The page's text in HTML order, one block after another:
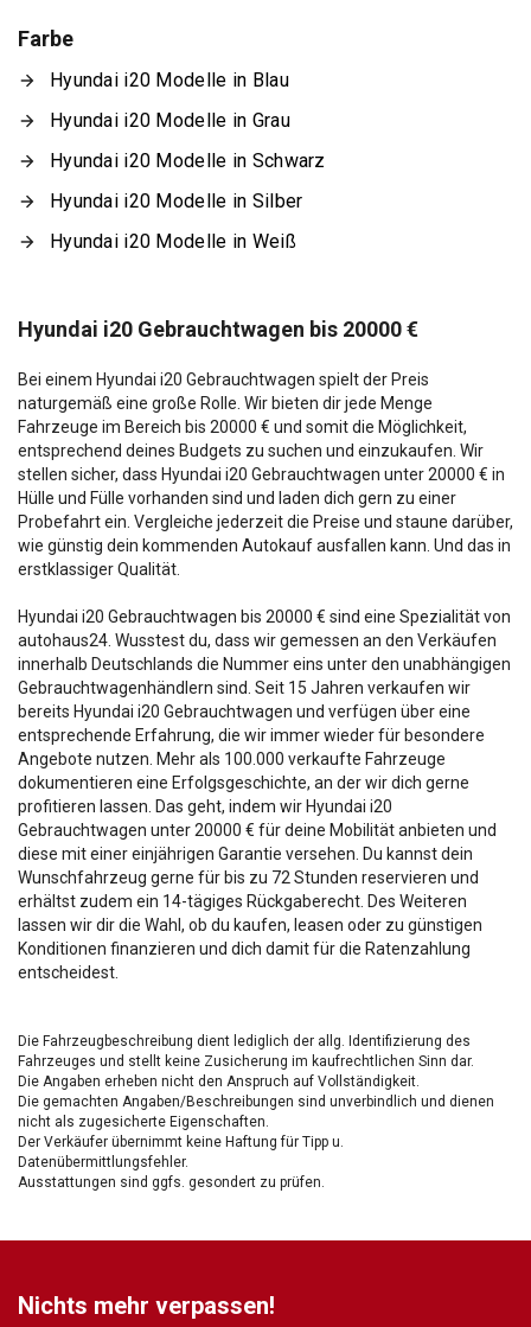
Farbe
Hyundai i20 Modelle in Blau
Hyundai i20 Modelle in Grau
Hyundai i20 Modelle in Schwarz
Hyundai i20 Modelle in Silber
Hyundai i20 Modelle in Weiß
Hyundai i20 Gebrauchtwagen bis 20000 €
Bei einem Hyundai i20 Gebrauchtwagen spielt der Preis
naturgemäß eine große Rolle. Wir bieten dir jede Menge
Fahrzeuge im Bereich bis 20000 € und somit die Möglichkeit,
entsprechend deines Budgets zu suchen und einzukaufen. Wir
stellen sicher, dass Hyundai i20 Gebrauchtwagen unter 20000 € in
Hülle und Fülle vorhanden sind und laden dich gern zu einer
Probefahrt ein. Vergleiche jederzeit die Preise und staune darüber,
wie günstig dein kommenden Autokauf ausfallen kann. Und das in
erstklassiger Qualität.
Hyundai i20 Gebrauchtwagen bis 20000 € sind eine Spezialität von
autohaus24. Wusstest du, dass wir gemessen an den Verkäufen
innerhalb Deutschlands die Nummer eins unter den unabhängigen
Gebrauchtwagenhändlern sind. Seit 15 Jahren verkaufen wir
bereits Hyundai i20 Gebrauchtwagen und verfügen über eine
entsprechende Erfahrung, die wir immer wieder für besondere
Angebote nutzen. Mehr als 100.000 verkaufte Fahrzeuge
dokumentieren eine Erfolgsgeschichte, an der wir dich gerne
profitieren lassen. Das geht, indem wir Hyundai i20
Gebrauchtwagen unter 20000 € für deine Mobilität anbieten und
diese mit einer einjährigen Garantie versehen. Du kannst dein
Wunschfahrzeug gerne für bis zu 72 Stunden reservieren und
erhältst zudem ein 14-tägiges Rückgaberecht. Des Weiteren
lassen wir dir die Wahl, ob du kaufen, leasen oder zu günstigen
Konditionen finanzieren und dich damit für die Ratenzahlung
entscheidest.
Die Fahrzeugbeschreibung dient lediglich der allg. Identifizierung des
Fahrzeuges und stellt keine Zusicherung im kaufrechtlichen Sinn dar.
Die Angaben erheben nicht den Anspruch auf Vollständigkeit.
Die gemachten Angaben/Beschreibungen sind unverbindlich und dienen
nicht als zugesicherte Eigenschaften.
Der Verkäufer übernimmt keine Haftung für Tipp u.
Datenübermittlungsfehler.
Ausstattungen sind ggfs. gesondert zu prüfen.
Nichts mehr verpassen!